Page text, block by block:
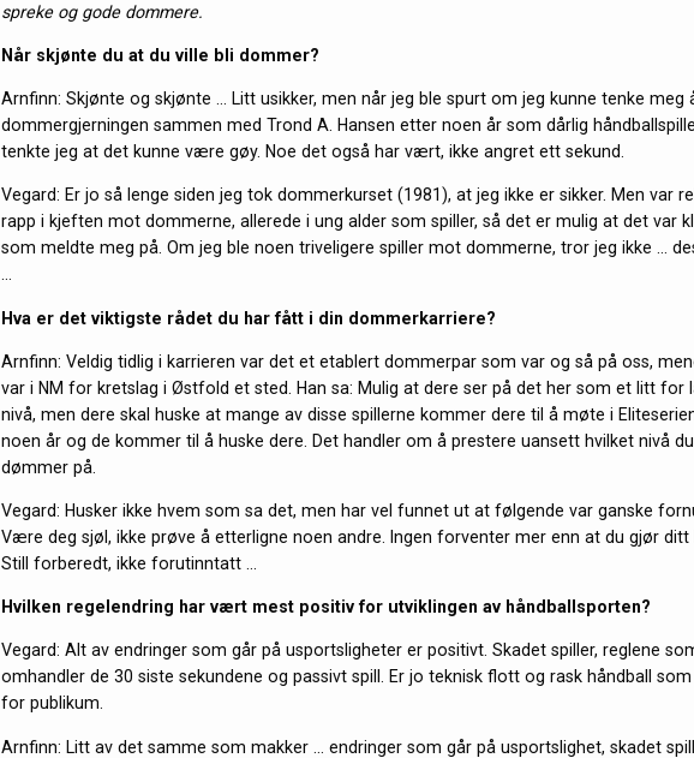
spreke og gode dommere.
Når skjønte du at du ville bli dommer?
Arnfinn: Skjønte og skjønte … Litt usikker, men når jeg ble spurt om jeg kunne tenke meg
dommergjerningen sammen med Trond A. Hansen etter noen år som dårlig
tenkte jeg at det kunne være gøy. Noe det også har vært, ikke angret ett sekund.
Vegard: Er jo så lenge siden jeg tok dommerkurset (1981), at jeg ikke er sikker. Men var
rapp i kjeften mot dommerne, allerede i ung alder som spiller, så det er mulig at det var
som meldte meg på. Om jeg ble noen triveligere spiller mot dommerne, tror jeg ikke …
…
Hva er det viktigste rådet du har fått i din dommerkarriere?
Arnfinn: Veldig tidlig i karrieren var det et etablert dommerpar som var og så på oss,
var i NM for kretslag i Østfold et sted. Han sa: Mulig at dere ser på det her som et litt for
nivå, men dere skal huske at mange av disse spillerne kommer dere til å møte i
noen år og de kommer til å huske dere. Det handler om å prestere uansett hvilket nivå du
dømmer på.
Vegard: Husker ikke hvem som sa det, men har vel funnet ut at følgende var ganske
Være deg sjøl, ikke prøve å etterligne noen andre. Ingen forventer mer enn at du gjør ditt
Still forberedt, ikke forutinntatt …
Hvilken regelendring har vært mest positiv for utviklingen av håndballsporten?
Vegard: Alt av endringer som går på usportsligheter er positivt. Skadet spiller, reglene
omhandler de 30 siste sekundene og passivt spill. Er jo teknisk flott og rask håndball
for publikum.
Arnfinn: Litt av det samme som makker … endringer som går på usportslighet, skadet